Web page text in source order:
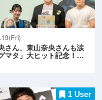
さん、東山奈央さんも涙
マタ」大ヒット記念！…
1 User